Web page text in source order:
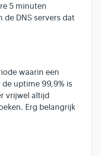
5 minuten
DNS servers dat
waarin een
uptime 99,9% is
vrijwel altijd
Erg belangrijk